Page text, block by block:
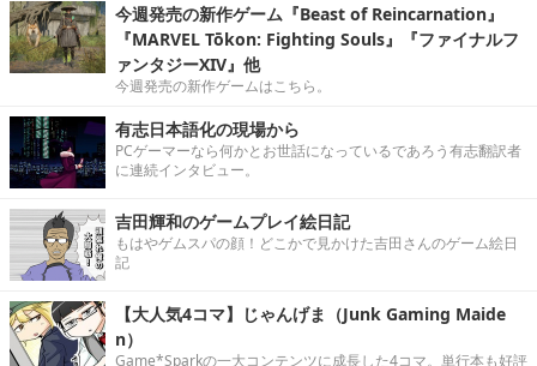
今週発売の新作ゲーム『Beast of Reincarnation』
『MARVEL Tōkon: Fighting Souls』『ファイナルフ
ァンタジーXIV』他
今週発売の新作ゲームはこちら。
有志日本語化の現場から
PCゲーマーなら何かとお世話になっているであろう有志翻訳者
に連続インタビュー。
吉田輝和のゲームプレイ絵日記
もはやゲムスパの顔！どこかで見かけた吉田さんのゲーム絵日
記
【大人気4コマ】じゃんげま（Junk Gaming Maide
n）
Game*Sparkの一大コンテンツに成長した4コマ。単行本も好評